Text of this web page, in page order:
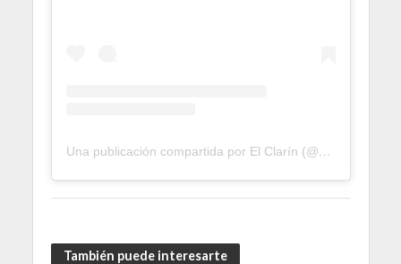
Una publicación compartida por El Clarín (@elclarinweb)
También puede interesarte